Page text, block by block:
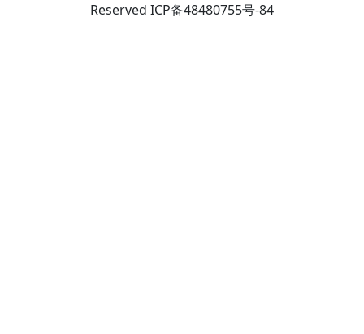
Reserved ICP备48480755号-84